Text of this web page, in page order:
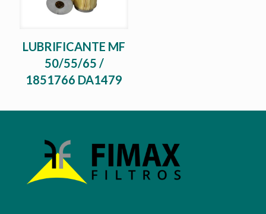
LUBRIFICANTE MF
50/55/65 /
1851766 DA1479